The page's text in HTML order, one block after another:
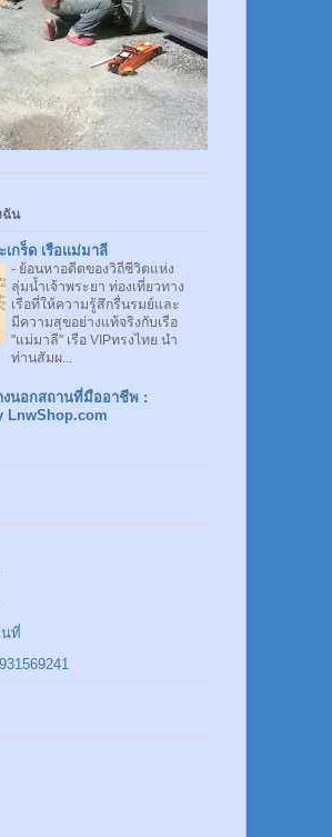
ฉัน
เกร็ด เรือแม่มาลี
- ย้อนหาอดีตของวิถีชีวิตแห่ง
ลุ่มน้ำเจ้าพระยา ท่องเที่ยวทาง
เรือที่ให้ความรู้สึกรื่นรมย์และ
มีความสุขอย่างแท้จริงกับเรือ
"แม่มาลี" เรือ VIPทรงไทย นำ
ท่านสัมผ...
งนอกสถานที่มืออาชีพ :
LnwShop.com
ที่